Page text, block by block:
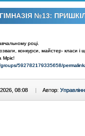
№13:
році.
конкурси, майстер- класи і
Мріє!
592782179335658/
08:08 | Автор: